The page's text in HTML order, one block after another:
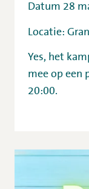
Datum 28
Locatie:
Yes, het
mee op een
20:00.